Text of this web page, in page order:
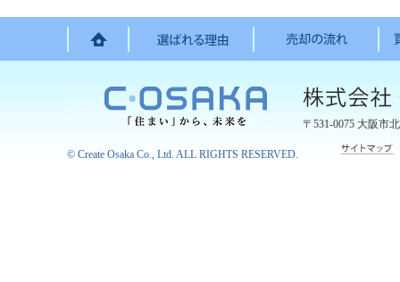
〒531-0075 大阪市
© Create Osaka Co., Ltd. ALL RIGHTS RESERVED.